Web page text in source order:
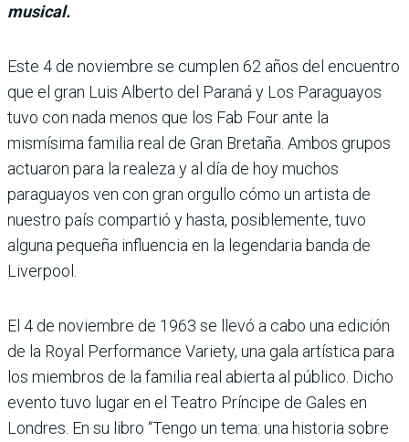
musical.
Este 4 de noviembre se cumplen 62 años del encuentro
que el gran Luis Alberto del Paraná y Los Paraguayos
tuvo con nada menos que los Fab Four ante la
mismísima familia real de Gran Bretaña. Ambos grupos
actuaron para la realeza y al día de hoy muchos
paraguayos ven con gran orgullo cómo un artista de
nuestro país compartió y hasta, posiblemente, tuvo
alguna pequeña influencia en la legendaria banda de
Liverpool.
El 4 de noviembre de 1963 se llevó a cabo una edición
de la Royal Performance Variety, una gala artística para
los miembros de la familia real abierta al público. Dicho
evento tuvo lugar en el Teatro Príncipe de Gales en
Londres. En su libro “Tengo un tema: una historia sobre